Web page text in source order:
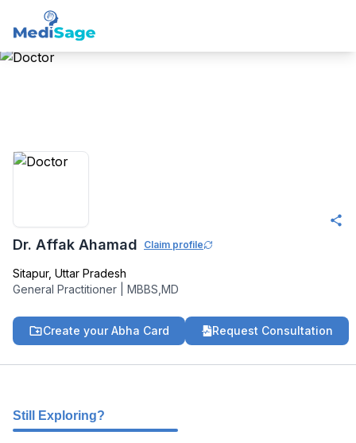
Dr. Affak Ahamad Claim profile
Sitapur, Uttar Pradesh
General Practitioner
MBBS,MD
Create your Abha Card Request Consultation
Still Exploring?